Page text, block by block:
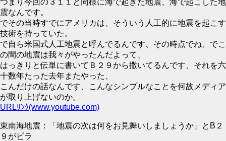
つまり今回の３１１と同様に海で起きた地震、海で起こした地
震なんです。
でその当時すでにアメリカは、そういう人工的に地震を起こす
技術を持っていた。
で自ら米国式人工地震と呼んでるんです、その時点でね、でこ
の間の地震は我々がやったんだよって、
はっきりと伝単に書いてＢ２９から撒いてるんです、それを六
十数年たった去年またやった、
こんだけの話なんです、こんなシンプルなことを何故メディア
が取り上げないのか。
URLﾘﾝｸ(www.youtube.com)
東南海地震：「地震の次は何をお見舞いしましょうか」とB２
９がビラ